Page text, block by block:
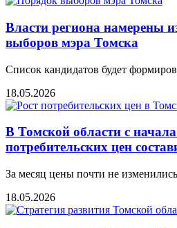
Власти региона намерены
выборов мэра Томска
Список кандидатов будет
18.05.2026
В Томской области с начала
потребительских цен
За месяц цены почти не
18.05.2026